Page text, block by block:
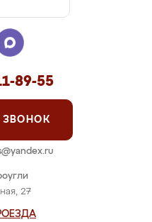
27
89-55
ЗВОНОК